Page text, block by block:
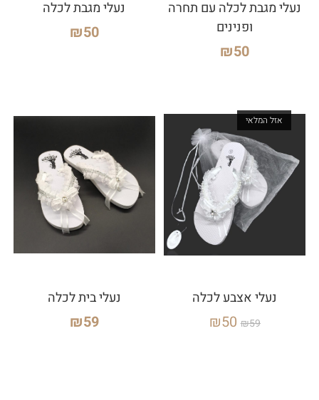
נעלי מגבת לכלה עם תחרה
ופנינים
₪50
נעלי מגבת לכלה
₪50
אזל המלאי
נעלי אצבע לכלה
₪59
₪50
נעלי בית לכלה
₪59